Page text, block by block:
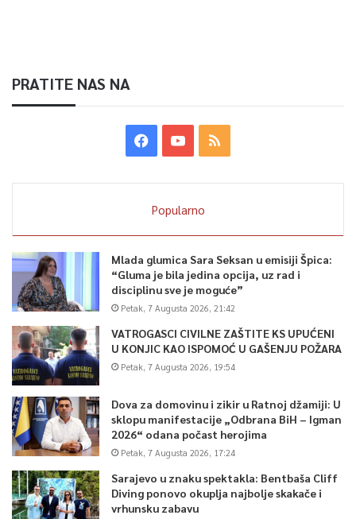
PRATITE NAS NA
Popularno
Mlada glumica Sara Seksan u emisiji Špica:
“Gluma je bila jedina opcija, uz rad i
disciplinu sve je moguće”
Petak, 7 Augusta 2026, 21:42
VATROGASCI CIVILNE ZAŠTITE KS UPUĆENI
U KONJIC KAO ISPOMOĆ U GAŠENJU POŽARA
Petak, 7 Augusta 2026, 19:54
Dova za domovinu i zikir u Ratnoj džamiji: U
sklopu manifestacije „Odbrana BiH – Igman
2026“ odana počast herojima
Petak, 7 Augusta 2026, 17:24
Sarajevo u znaku spektakla: Bentbaša Cliff
Diving ponovo okuplja najbolje skakače i
vrhunsku zabavu